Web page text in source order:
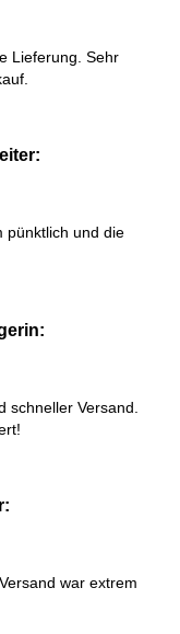
Lieferung. Sehr
pünktlich und die
schneller Versand.
war extrem